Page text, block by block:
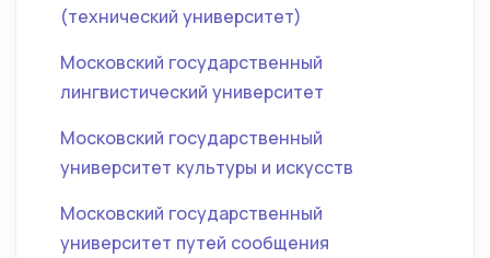
(технический университет)
Московский государственный
лингвистический университет
Московский государственный
университет культуры и искусств
Московский государственный
университет путей сообщения